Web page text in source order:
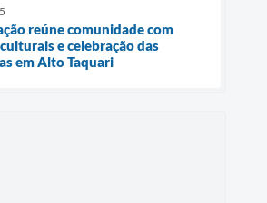
reúne comunidade com
e celebração das
em Alto Taquari